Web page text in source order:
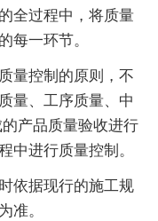
全过程中，将质量
每一环节。
量控制的原则，不
量、工序质量、中
产品质量验收进行
中进行质量控制。
依据现行的施工规
准。